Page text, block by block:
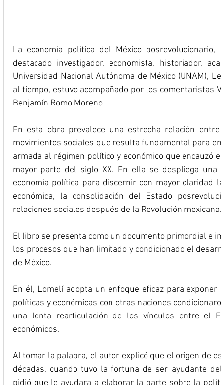
La economía política del México
destacado investigador, economista, historiador,
Universidad Nacional Autónoma de México (UNAM),
al tiempo, estuvo acompañado por los comentaristas
Benjamín Romo Moreno.
En esta obra prevalece una estrecha relación
movimientos sociales que resulta fundamental para
armada al régimen político y económico que
mayor parte del siglo XX. En ella se despliega
economía política para discernir con mayor claridad
económica, la consolidación del Estado
relaciones sociales después de la Revolución mexicana.
El libro se presenta como un documento primordial e
los procesos que han limitado y condicionado el
de México.
En él, Lomelí adopta un enfoque eficaz para
políticas y económicas con otras naciones
una lenta rearticulación de los vínculos entre el
económicos.
Al tomar la palabra, el autor explicó que el origen de
décadas, cuando tuvo la fortuna de ser ayudante
pidió que le ayudara a elaborar la parte sobre la